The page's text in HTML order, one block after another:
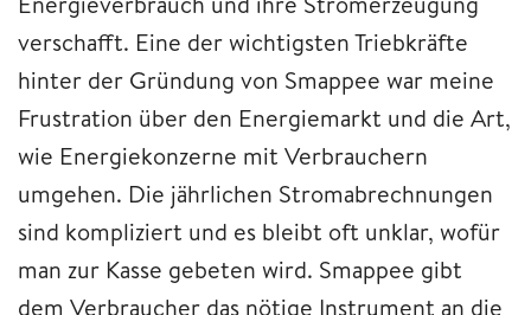
verschafft. Eine der wichtigsten Triebkräfte
hinter der Gründung von Smappee war meine
Frustration über den Energiemarkt und die Art,
wie Energiekonzerne mit Verbrauchern
umgehen. Die jährlichen Stromabrechnungen
sind kompliziert und es bleibt oft unklar, wofür
man zur Kasse gebeten wird. Smappee gibt
dem Verbraucher das nötige Instrument an die